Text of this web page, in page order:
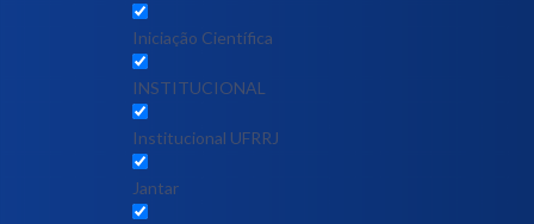
Iniciação Científica
INSTITUCIONAL
Institucional UFRRJ
Jantar